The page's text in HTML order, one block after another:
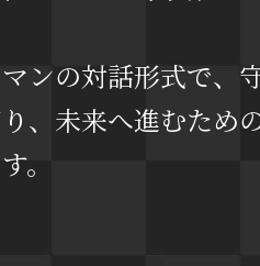
ンの対話形式で、
、未来へ進むため
。